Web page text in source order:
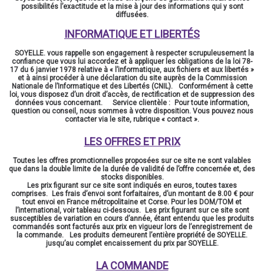
possibilités l’exactitude et la mise à jour des informations qui y sont
diffusées.
INFORMATIQUE ET LIBERTÉS
SOYELLE. vous rappelle son engagement à respecter scrupuleusement la
confiance que vous lui accordez et à appliquer les obligations de la loi 78-
17 du 6 janvier 1978 relative à « l’informatique, aux fichiers et aux libertés »
et à ainsi procéder à une déclaration du site auprès de la Commission
Nationale de l’Informatique et des Libertés (CNIL). Conformément à cette
loi, vous disposez d’un droit d’accès, de rectification et de suppression des
données vous concernant. Service clientèle : Pour toute information,
question ou conseil, nous sommes à votre disposition. Vous pouvez nous
contacter via le site, rubrique « contact ».
LES OFFRES ET PRIX
Toutes les offres promotionnelles proposées sur ce site ne sont valables
que dans la double limite de la durée de validité de l’offre concernée et, des
stocks disponibles.
Les prix figurant sur ce site sont indiqués en euros, toutes taxes
comprises. Les frais d’envoi sont forfaitaires, d’un montant de 8.00 € pour
tout envoi en France métropolitaine et Corse. Pour les DOM/TOM et
l’international, voir tableau ci-dessous. Les prix figurant sur ce site sont
susceptibles de variation en cours d’année, étant entendu que les produits
commandés sont facturés aux prix en vigueur lors de l’enregistrement de
la commande. Les produits demeurent l’entière propriété de SOYELLE.
jusqu’au complet encaissement du prix par SOYELLE.
LA COMMANDE